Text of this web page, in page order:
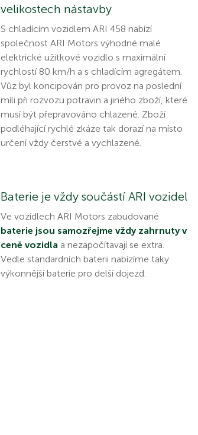
velikostech nástavby
S chladícím vozidlem ARI 458 nabízí
společnost ARI Motors výhodné malé
elektrické užitkové vozidlo s maximální
rychlostí 80 km/h a s chladícím agregátem.
Vůz byl koncipován pro provoz na poslední
míli při rozvozu potravin a jiného zboží, které
musí být přepravováno chlazené. Zboží
podléhající rychlé zkáze tak dorazí na místo
určení vždy čerstvé a vychlazené.
Baterie je vždy součástí ARI vozidel
Ve vozidlech ARI Motors zabudované
baterie jsou samozřejme vždy zahrnuty v
ceně vozidla a nezapočítavají se extra.
Vedle standardních baterii nabízíme taky
výkonnější baterie pro delší dojezd.